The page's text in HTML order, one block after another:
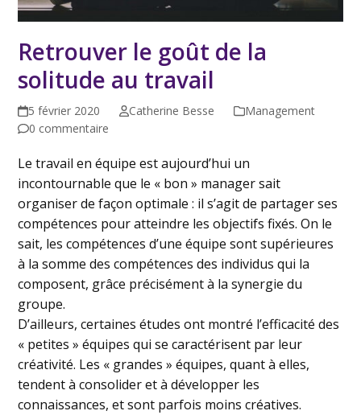
Retrouver le goût de la
solitude au travail
5 février 2020 Catherine Besse
Management
0 commentaire
Le travail en équipe est aujourd’hui un
incontournable que le « bon » manager sait
organiser de façon optimale : il s’agit de partager ses
compétences pour atteindre les objectifs fixés. On le
sait, les compétences d’une équipe sont supérieures
à la somme des compétences des individus qui la
composent, grâce précisément à la synergie du
groupe.
D’ailleurs, certaines études ont montré l’efficacité des
« petites » équipes qui se caractérisent par leur
créativité. Les « grandes » équipes, quant à elles,
tendent à consolider et à développer les
connaissances, et sont parfois moins créatives.